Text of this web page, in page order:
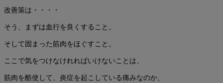
改善策は・・・・
そう、まずは血行を良くすること。
そして固まった筋肉をほぐすこと。
ここで気をつけなけれればいけないことは、
筋肉を酷使して、炎症を起こしている痛みなのか、